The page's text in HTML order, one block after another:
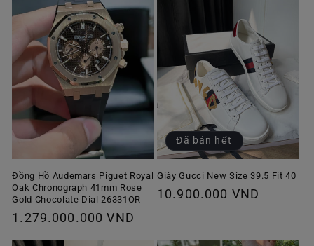
Đồng Hồ Audemars Piguet Royal
Oak Chronograph 41mm Rose
Gold Chocolate Dial 26331OR
Giá
1.279.000.000 VND
Đã bán hết
Giày Gucci New Size 39.5 Fit 40
Giá
10.900.000 VND